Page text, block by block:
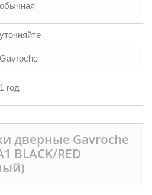
обычная
уточняйте
Gavroche
1 год
дверные Gavroche
BLACK/RED